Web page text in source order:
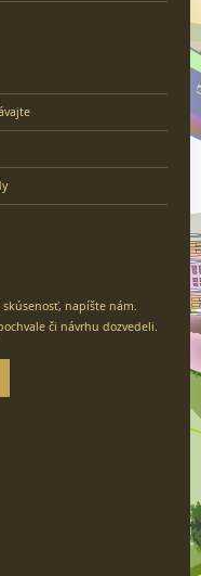
napíšte nám.
či návrhu dozvedeli.